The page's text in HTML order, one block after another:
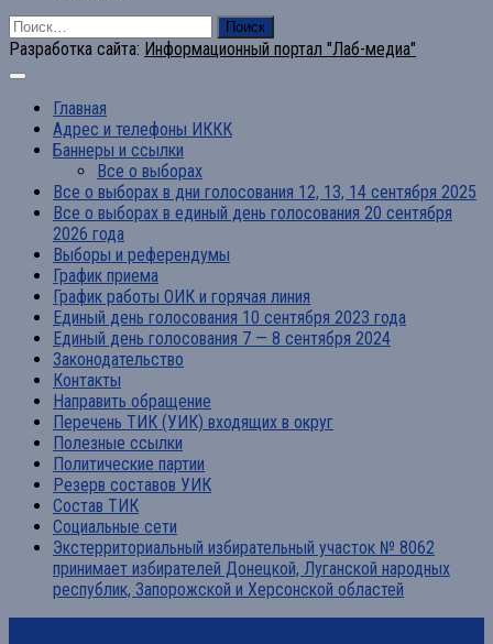
Найти:
Разработка сайта: Информационный портал "Лаб-медиа"
Главная
Адрес и телефоны ИККК
Баннеры и ссылки
Все о выборах
Все о выборах в дни голосования 12, 13, 14 сентября 2025
Все о выборах в единый день голосования 20 сентября
2026 года
Выборы и референдумы
График приема
График работы ОИК и горячая линия
Единый день голосования 10 сентября 2023 года
Единый день голосования 7 — 8 сентября 2024
Законодательство
Контакты
Направить обращение
Перечень ТИК (УИК) входящих в округ
Полезные ссылки
Политические партии
Резерв составов УИК
Состав ТИК
Социальные сети
Экстерриториальный избирательный участок № 8062
принимает избирателей Донецкой, Луганской народных
республик, Запорожской и Херсонской областей